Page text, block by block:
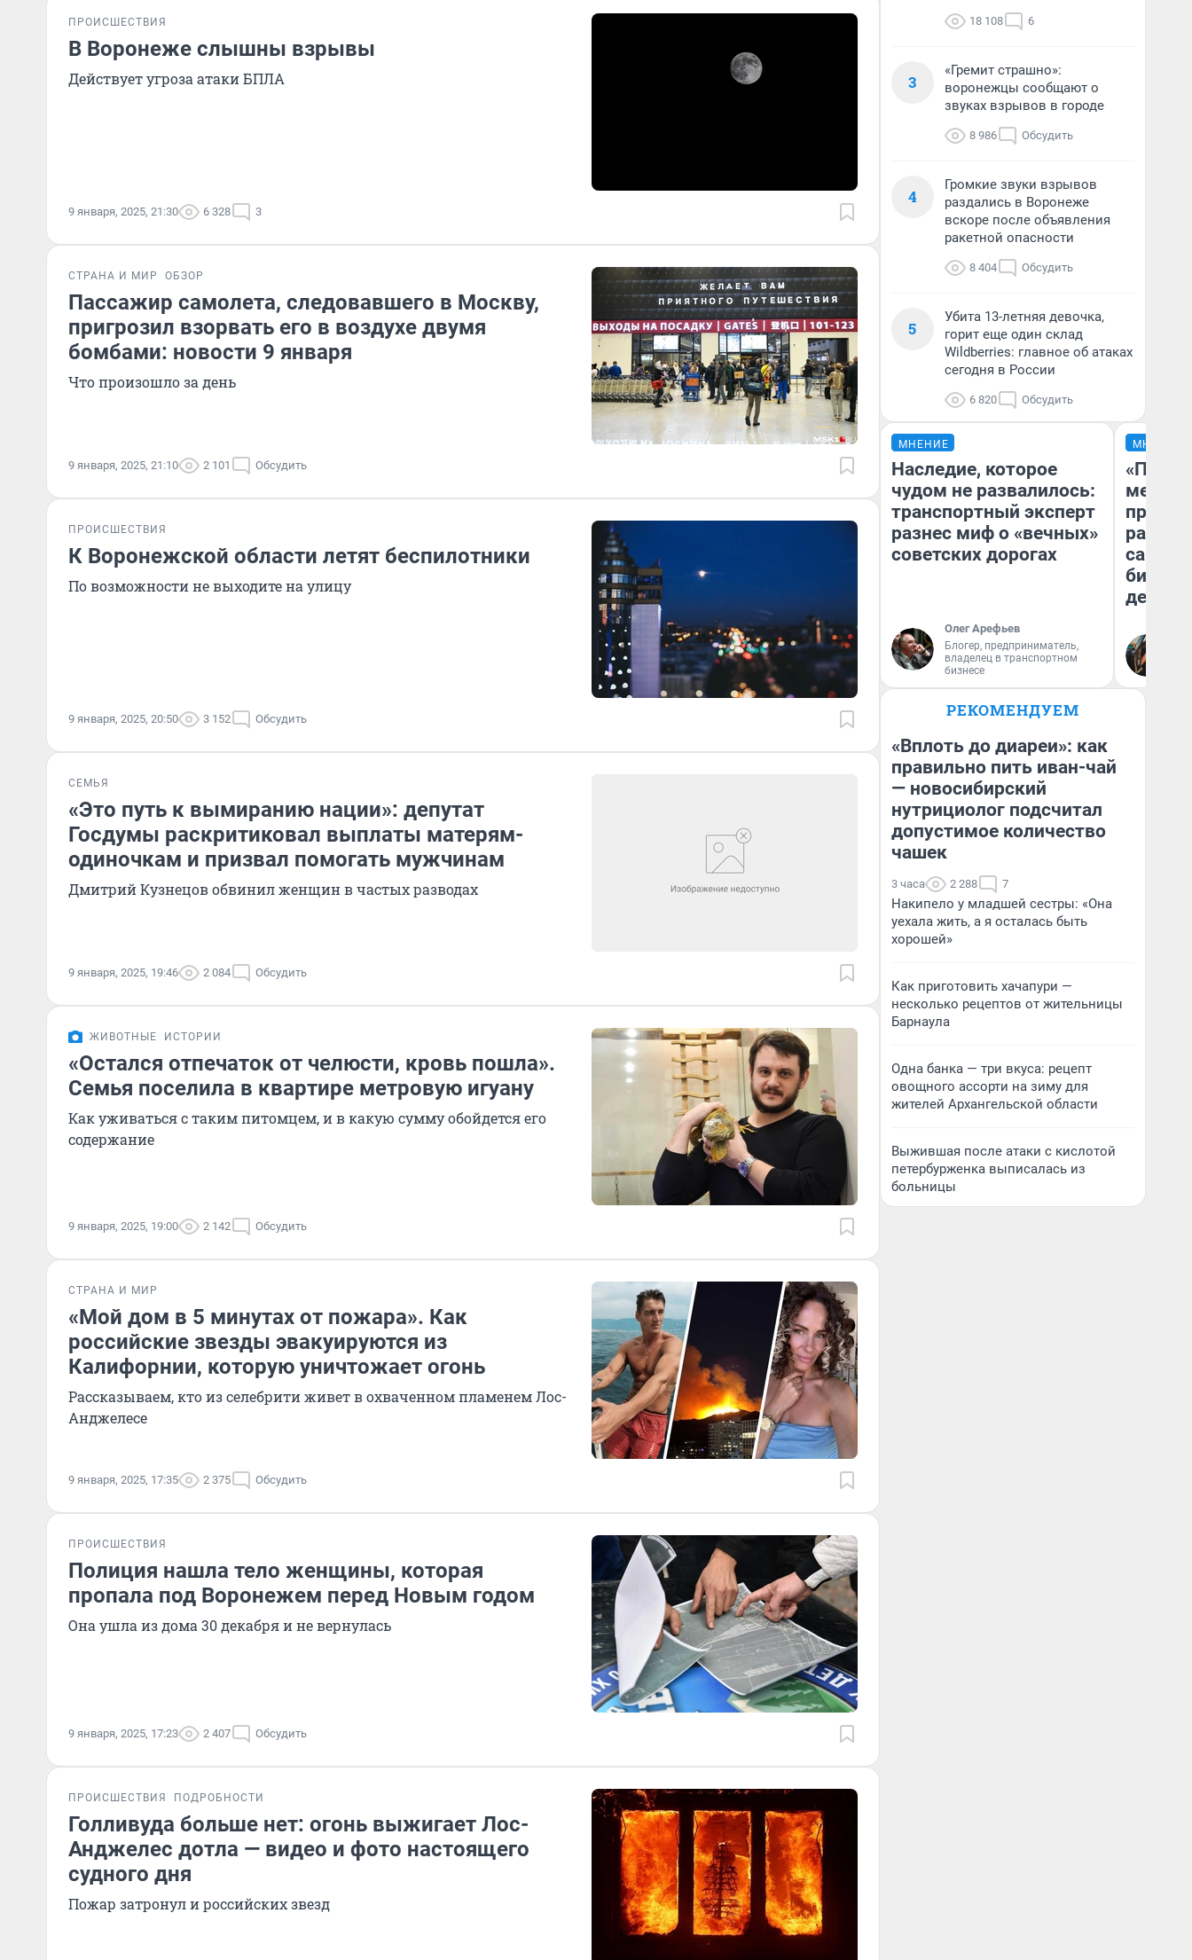
ПРОИСШЕСТВИЯ
В Воронеже слышны взрывы
Действует угроза атаки БПЛА
9 января, 2025, 21:30 6 328 3
СТРАНА И МИР ОБЗОР
Пассажир самолета, следовавшего в Москву,
пригрозил взорвать его в воздухе двумя
бомбами: новости 9 января
Что произошло за день
9 января, 2025, 21:10 2 101 Обсудить
ПРОИСШЕСТВИЯ
К Воронежской области летят беспилотники
По возможности не выходите на улицу
9 января, 2025, 20:50 3 152 Обсудить
СЕМЬЯ
«Это путь к вымиранию нации»: депутат
Госдумы раскритиковал выплаты матерям-
одиночкам и призвал помогать мужчинам
Дмитрий Кузнецов обвинил женщин в частых разводах
9 января, 2025, 19:46 2 084 Обсудить
ЖИВОТНЫЕ ИСТОРИИ
«Остался отпечаток от челюсти, кровь пошла».
Семья поселила в квартире метровую игуану
Как уживаться с таким питомцем, и в какую сумму обойдется его
содержание
9 января, 2025, 19:00 2 142 Обсудить
СТРАНА И МИР
«Мой дом в 5 минутах от пожара». Как
российские звезды эвакуируются из
Калифорнии, которую уничтожает огонь
Рассказываем, кто из селебрити живет в охваченном пламенем Лос-
Анджелесе
9 января, 2025, 17:35 2 375 Обсудить
ПРОИСШЕСТВИЯ
Полиция нашла тело женщины, которая
пропала под Воронежем перед Новым годом
Она ушла из дома 30 декабря и не вернулась
9 января, 2025, 17:23 2 407 Обсудить
ПРОИСШЕСТВИЯ ПОДРОБНОСТИ
Голливуда больше нет: огонь выжигает Лос-
Анджелес дотла — видео и фото настоящего
судного дня
Пожар затронул и российских звезд
18 108 6
3
«Гремит страшно»:
воронежцы сообщают о
звуках взрывов в городе
8 986 Обсудить
4
Громкие звуки взрывов
раздались в Воронеже
вскоре после объявления
ракетной опасности
8 404 Обсудить
5
Убита 13-летняя девочка,
горит еще один склад
Wildberries: главное об атаках
сегодня в России
6 820 Обсудить
МНЕНИЕ
Наследие, которое
чудом не развалилось:
транспортный эксперт
разнес миф о «вечных»
советских дорогах
Олег Арефьев
Блогер, предприниматель,
владелец в транспортном
бизнесе
МНЕНИЕ
самом
РЕКОМЕНДУЕМ
«Вплоть до диареи»: как
правильно пить иван-чай
— новосибирский
нутрициолог подсчитал
допустимое количество
чашек
3 часа 2 288 7
Накипело у младшей сестры: «Она
уехала жить, а я осталась быть
хорошей»
Как приготовить хачапури —
несколько рецептов от жительницы
Барнаула
Одна банка — три вкуса: рецепт
овощного ассорти на зиму для
жителей Архангельской области
Выжившая после атаки с кислотой
петербурженка выписалась из
больницы